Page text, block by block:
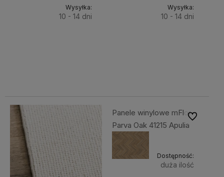
Wysyłka:
10 - 14 dni
Wysyłka:
10 - 14 dni
Panele winylowe mFlor
Parva Oak 41215 Apulia
Dostępność:
duża ilość
Do